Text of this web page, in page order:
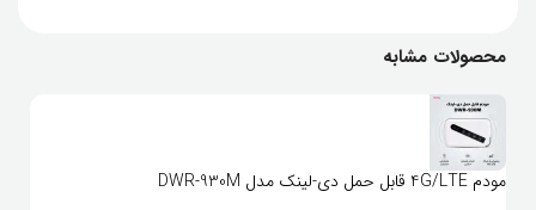
محصولات مشابه
مودم 4G/LTE قابل حمل دی-لینک مدل DWR-930M